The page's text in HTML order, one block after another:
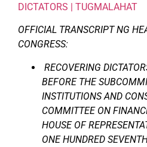
DICTATORS | TUGMALAHAT
OFFICIAL TRANSCRIPT NG
CONGRESS:
RECOVERING
BEFORE THE
INSTITUTIONS AND
COMMITTEE ON
HOUSE OF
ONE HUNDRED